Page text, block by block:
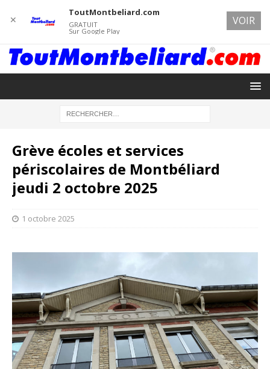
Grève écoles et services
périscolaires de Montbéliard
jeudi 2 octobre 2025
1 octobre 2025
✕
ToutMontbeliard.com
GRATUIT
Sur Google Play
VOIR